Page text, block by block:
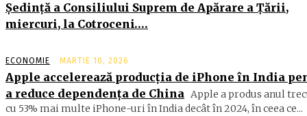
Şedinţă a Consiliului Suprem de Apărare a Ţării,
miercuri, la Cotroceni….
ECONOMIE MARTIE 10, 2026
Apple accelerează producția de iPhone în India
a reduce dependența de China Apple a produs anul
cu 53% mai multe iPhone-uri în India decât în 2024, în ceea ce...